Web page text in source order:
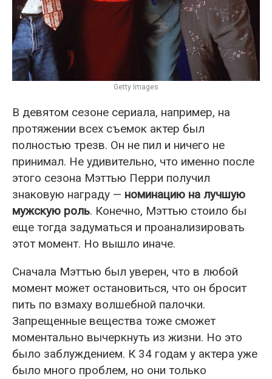
Getty Images
В девятом сезоне сериала, например, на
протяжении всех съемок актер был
полностью трезв. Он не пил и ничего не
принимал. Не удивительно, что именно после
этого сезона Мэттью Перри получил
знаковую награду — номинацию на лучшую
мужскую роль. Конечно, Мэттью стоило бы
еще тогда задуматься и проанализировать
этот момент. Но вышло иначе.
Сначала Мэттью был уверен, что в любой
момент может остановиться, что он бросит
пить по взмаху волшебной палочки.
Запрещенные вещества тоже сможет
моментально вычеркнуть из жизни. Но это
было заблуждением. К 34 годам у актера уже
было много проблем, но они только